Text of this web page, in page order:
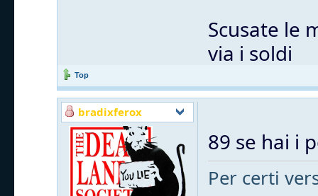
Scusate le
via i soldi
Top
bradixferox
89 se hai i
Per certi